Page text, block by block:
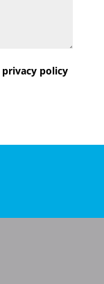
privacy policy